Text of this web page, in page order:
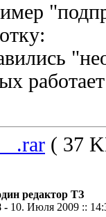
( 37
редактор ТЗ
- 10. Июля 2009 ::